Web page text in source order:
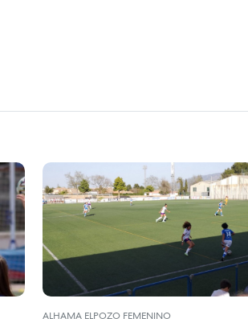
ALHAMA ELPOZO FEMENINO